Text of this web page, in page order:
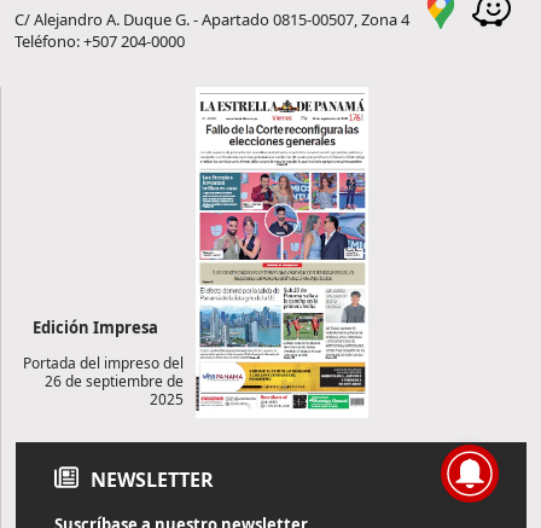
C/ Alejandro A. Duque G. - Apartado 0815-00507, Zona 4
Teléfono: +507 204-0000
Edición Impresa
Portada del impreso del
26 de septiembre de
2025
NEWSLETTER